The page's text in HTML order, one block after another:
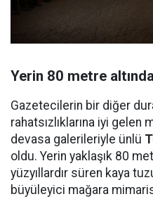
Yerin 80 metre
Gazetecilerin bir diğer
rahatsızlıklarına iyi gelen
devasa galerileriyle ünlü
oldu. Yerin yaklaşık 80
yüzyıllardır süren kaya
büyüleyici mağara